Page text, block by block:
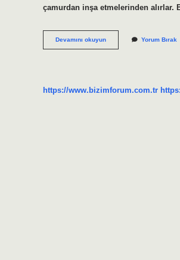
çamurdan inşa etmelerinden alırlar.
Devamını okuyunÇamur
Arısı
Yorum Bırak
https://www.bizimforum.com.tr